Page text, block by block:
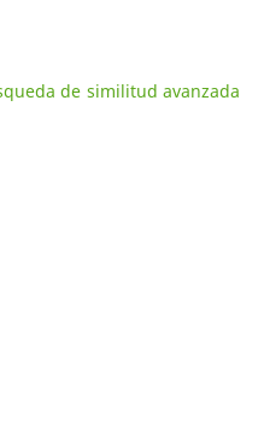
de similitud avanzada